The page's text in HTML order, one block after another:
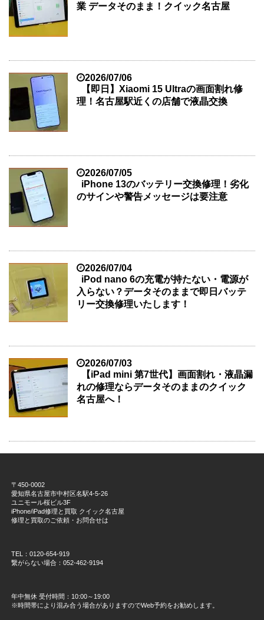
業 データそのまま！クイック名古屋
2026/07/06
【即日】Xiaomi 15 Ultraの画面割れ修
理！名古屋駅近くの店舗で液晶交換
2026/07/05
iPhone 13のバッテリー交換修理！劣化
のサインや警告メッセージは要注意
2026/07/04
iPod nano 6の充電が持たない・電源が
入らない？データそのままで即日バッテ
リー交換修理いたします！
2026/07/03
【iPad mini 第7世代】画面割れ・液晶漏
れの修理ならデータそのままのクイック
名古屋へ！
〒450-0002
愛知県名古屋市中村区名駅4-5-26
ユニモール桜ビル3F
iPhone/iPad修理と買取 クイック名古屋
修理と買取のご依頼・お問合せは
TEL：0120-654-919
繋がらない場合：052-462-9194
年中無休 受付時間：10:00～19:00
※時間帯により混み合う場合がありますのでWeb予約をお勧めします。